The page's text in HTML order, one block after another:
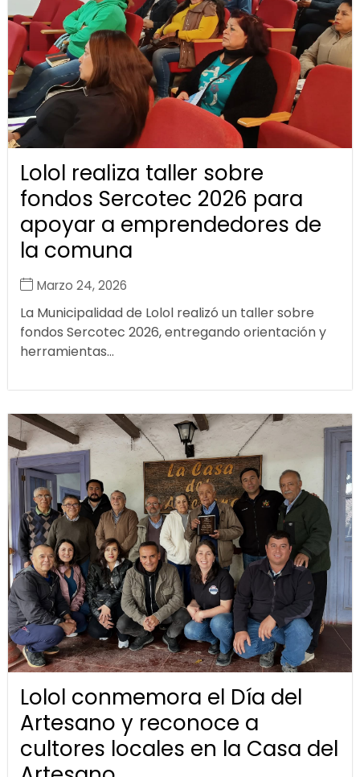
Lolol realiza taller sobre
fondos Sercotec 2026 para
apoyar a emprendedores de
la comuna
Marzo 24, 2026
La Municipalidad de Lolol realizó un taller sobre
fondos Sercotec 2026, entregando orientación y
herramientas...
Lolol conmemora el Día del
Artesano y reconoce a
cultores locales en la Casa del